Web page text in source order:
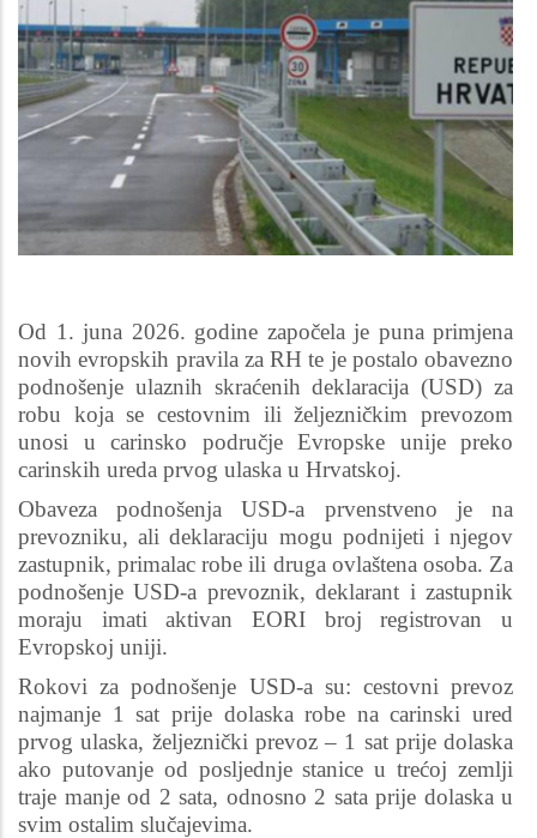
Od 1. juna 2026. godine započela je puna primjena
novih evropskih pravila za RH te je postalo obavezno
podnošenje ulaznih skraćenih deklaracija (USD) za
robu koja se cestovnim ili željezničkim prevozom
unosi u carinsko područje Evropske unije preko
carinskih ureda prvog ulaska u Hrvatskoj.
Obaveza podnošenja USD-a prvenstveno je na
prevozniku, ali deklaraciju mogu podnijeti i njegov
zastupnik, primalac robe ili druga ovlaštena osoba. Za
podnošenje USD-a prevoznik, deklarant i zastupnik
moraju imati aktivan EORI broj registrovan u
Evropskoj uniji.
Rokovi za podnošenje USD-a su: cestovni prevoz
najmanje 1 sat prije dolaska robe na carinski ured
prvog ulaska, željeznički prevoz – 1 sat prije dolaska
ako putovanje od posljednje stanice u trećoj zemlji
traje manje od 2 sata, odnosno 2 sata prije dolaska u
svim ostalim slučajevima.